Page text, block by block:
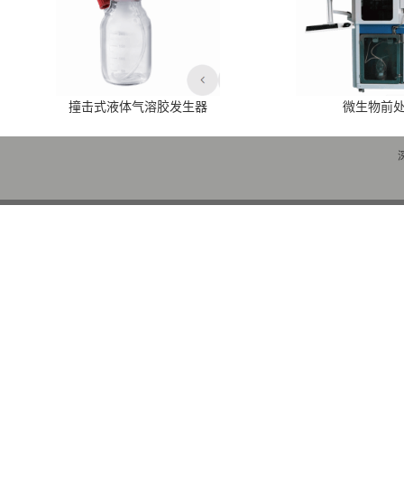
撞击式液体气溶胶发生器 微生物前